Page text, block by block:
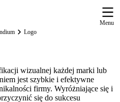
Menu
Logo
wizualnej każdej marki lub
jest szybkie i efektywne
firmy. Wyróżniające się i
się do sukcesu